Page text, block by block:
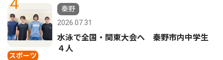
スポーツ
秦野
2026.07.31
水泳で全国・関東大会へ 秦野市内中学生
４人